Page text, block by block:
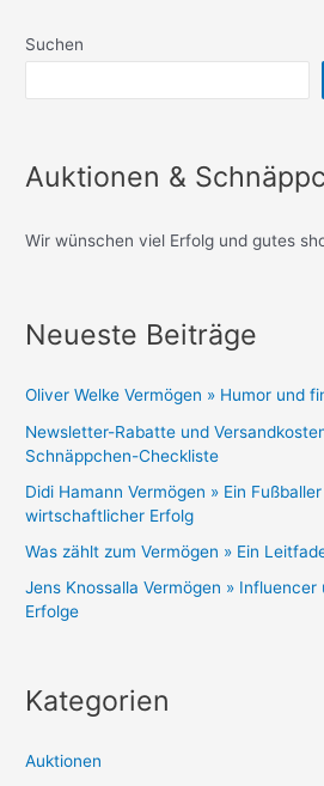
Suchen
Auktionen &
Wir wünschen viel Erfolg und gutes
Neueste Beiträge
Oliver Welke Vermögen » Humor und
Newsletter-Rabatte und
Schnäppchen-Checkliste
Didi Hamann Vermögen » Ein
wirtschaftlicher Erfolg
Was zählt zum Vermögen » Ein
Jens Knossalla Vermögen »
Erfolge
Kategorien
Auktionen